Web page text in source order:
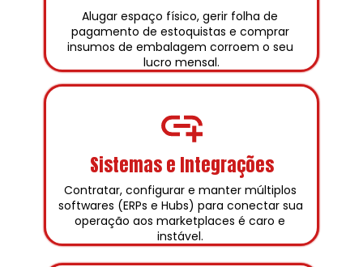
Sistemas e Integrações
Alugar espaço físico, gerir folha de
pagamento de estoquistas e comprar
insumos de embalagem corroem o seu
lucro mensal.
Contratar, configurar e manter múltiplos
softwares (ERPs e Hubs) para conectar sua
operação aos marketplaces é caro e
instável.